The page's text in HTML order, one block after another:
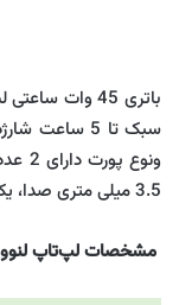
سبک تا 5
3.5 میلی متری صدا، یک LAN و یک درگاه حافظه است.
مشخصات لپ‌تاپ لنوو ThinkBook 15-FD